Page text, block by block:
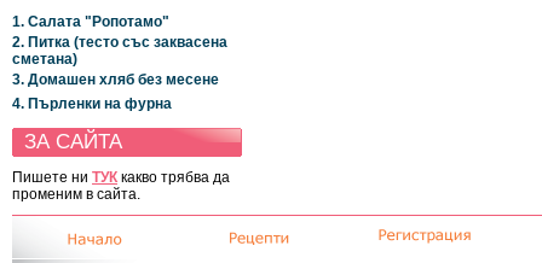
1. Салата "Ропотамо"
2. Питка (тесто със заквасена
сметана)
3. Домашен хляб без месене
4. Пърленки на фурна
ЗА САЙТА
Пишете ни ТУК какво трябва да
променим в сайта.